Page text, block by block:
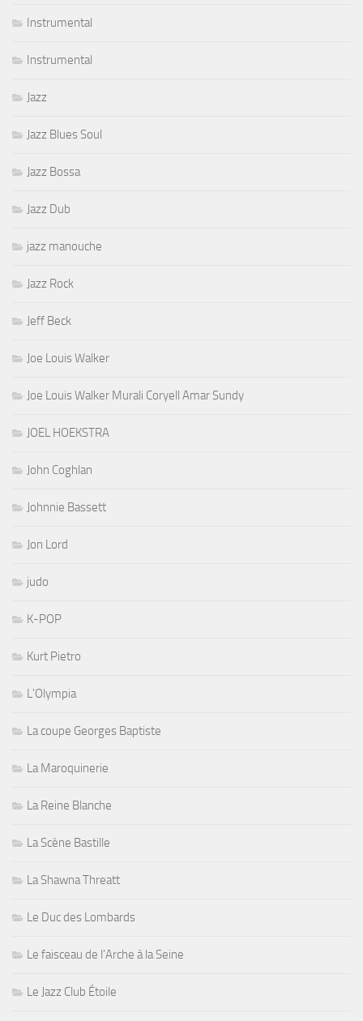
Instrumental
Instrumental
Jazz
Jazz Blues Soul
Jazz Bossa
Jazz Dub
jazz manouche
Jazz Rock
Jeff Beck
Joe Louis Walker
Joe Louis Walker Murali Coryell Amar Sundy
JOEL HOEKSTRA
John Coghlan
Johnnie Bassett
Jon Lord
judo
K-POP
Kurt Pietro
L'Olympia
La coupe Georges Baptiste
La Maroquinerie
La Reine Blanche
La Scène Bastille
La Shawna Threatt
Le Duc des Lombards
Le faisceau de l'Arche à la Seine
Le Jazz Club Étoile